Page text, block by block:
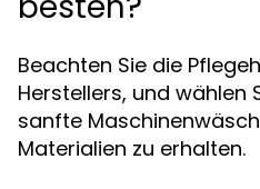
Beachten Sie die
Herstellers, und wählen
sanfte
Materialien zu erhalten.